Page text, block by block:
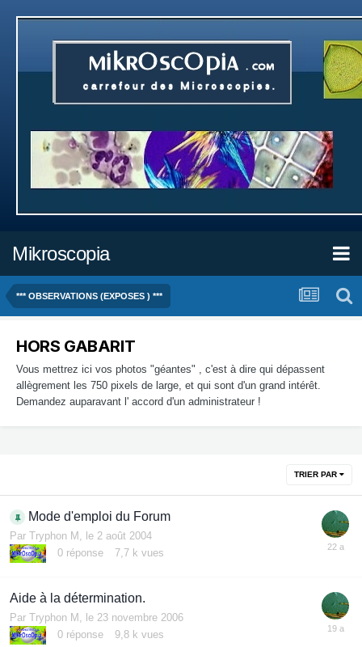
Mikroscopia
*** OBSERVATIONS (EXPOSES ) ***
HORS GABARIT
Vous mettrez ici vos photos "géantes" , c'est à dire qui dépassent
allègrement les 750 pixels de large, et qui sont d'un grand intérêt.
Demandez auparavant l' accord d'un administrateur !
TRIER PAR
Mode d'emploi du Forum
Par Tryphon M , le 2 août 2004
0 réponse 7,7 k vues
Aide à la détermination.
Par Tryphon M
le 23 novembre 2006
0 réponse 9,8 k vues